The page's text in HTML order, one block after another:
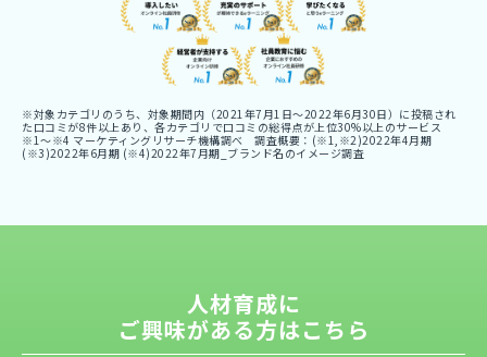
※対象カテゴリのうち、対象期間内（2021年7月1日〜2022年6月30日）に投稿され
た口コミが8件以上あり、各カテゴリで口コミの総得点が上位30%以上のサービス
※1〜※4 マーケティングリサーチ機構調べ 調査概要：(※1,※2)2022年4月期
(※3)2022年6月期 (※4)2022年7月期_ブランド名のイメージ調査
人材育成に
ご興味がある方はこちら